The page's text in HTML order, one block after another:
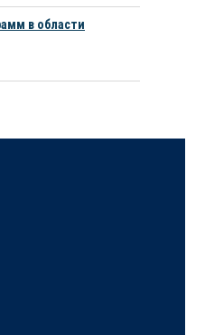
в области